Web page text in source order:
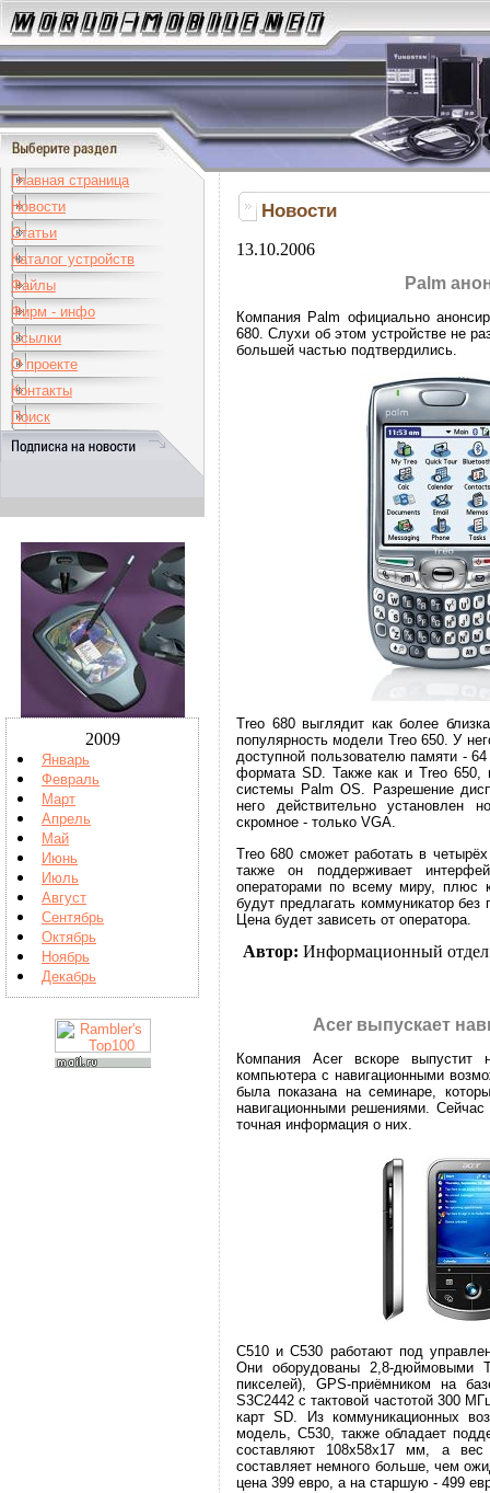
Главная страница
Новости
Статьи
Каталог устройств
Файлы
Фирм - инфо
Ссылки
О проекте
Контакты
Поиск
2009
Январь
Февраль
Март
Апрель
Май
Июнь
Июль
Август
Сентябрь
Октябрь
Ноябрь
Декабрь
Новости
13.10.2006
Palm
Компания Palm официально
680. Слухи об этом устройстве не
большей частью подтвердились.
Treo 680 выглядит как более
популярность модели Treo 650. У
доступной пользователю памяти -
формата SD. Также как и Treo 650,
системы Palm OS. Разрешение
него действительно установлен
скромное - только VGA.
Treo 680 сможет работать в
также он поддерживает
операторами по всему миру,
будут предлагать коммуникатор
Цена будет зависеть от оператора.
Автор: Информационный отдел
Acer выпускает
Компания Acer вскоре выпустит
компьютера с навигационными
была показана на семинаре,
навигационными решениями.
точная информация о них.
C510 и C530 работают под
Они оборудованы 2,8-дюймовыми
пикселей), GPS-приёмником на
S3C2442 с тактовой частотой 300
карт SD. Из коммуникационных
модель, C530, также обладает
составляют 108х58х17 мм, а
составляет немного больше, чем
цена 399 евро, а на старшую - 499